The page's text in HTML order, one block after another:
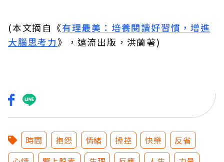
(本文摘自《有理最美：培養閱讀好習慣，增進
大腦思考力》，遠流出版，洪蘭著)
時間 抱怨 情緒 操控 快樂
反省